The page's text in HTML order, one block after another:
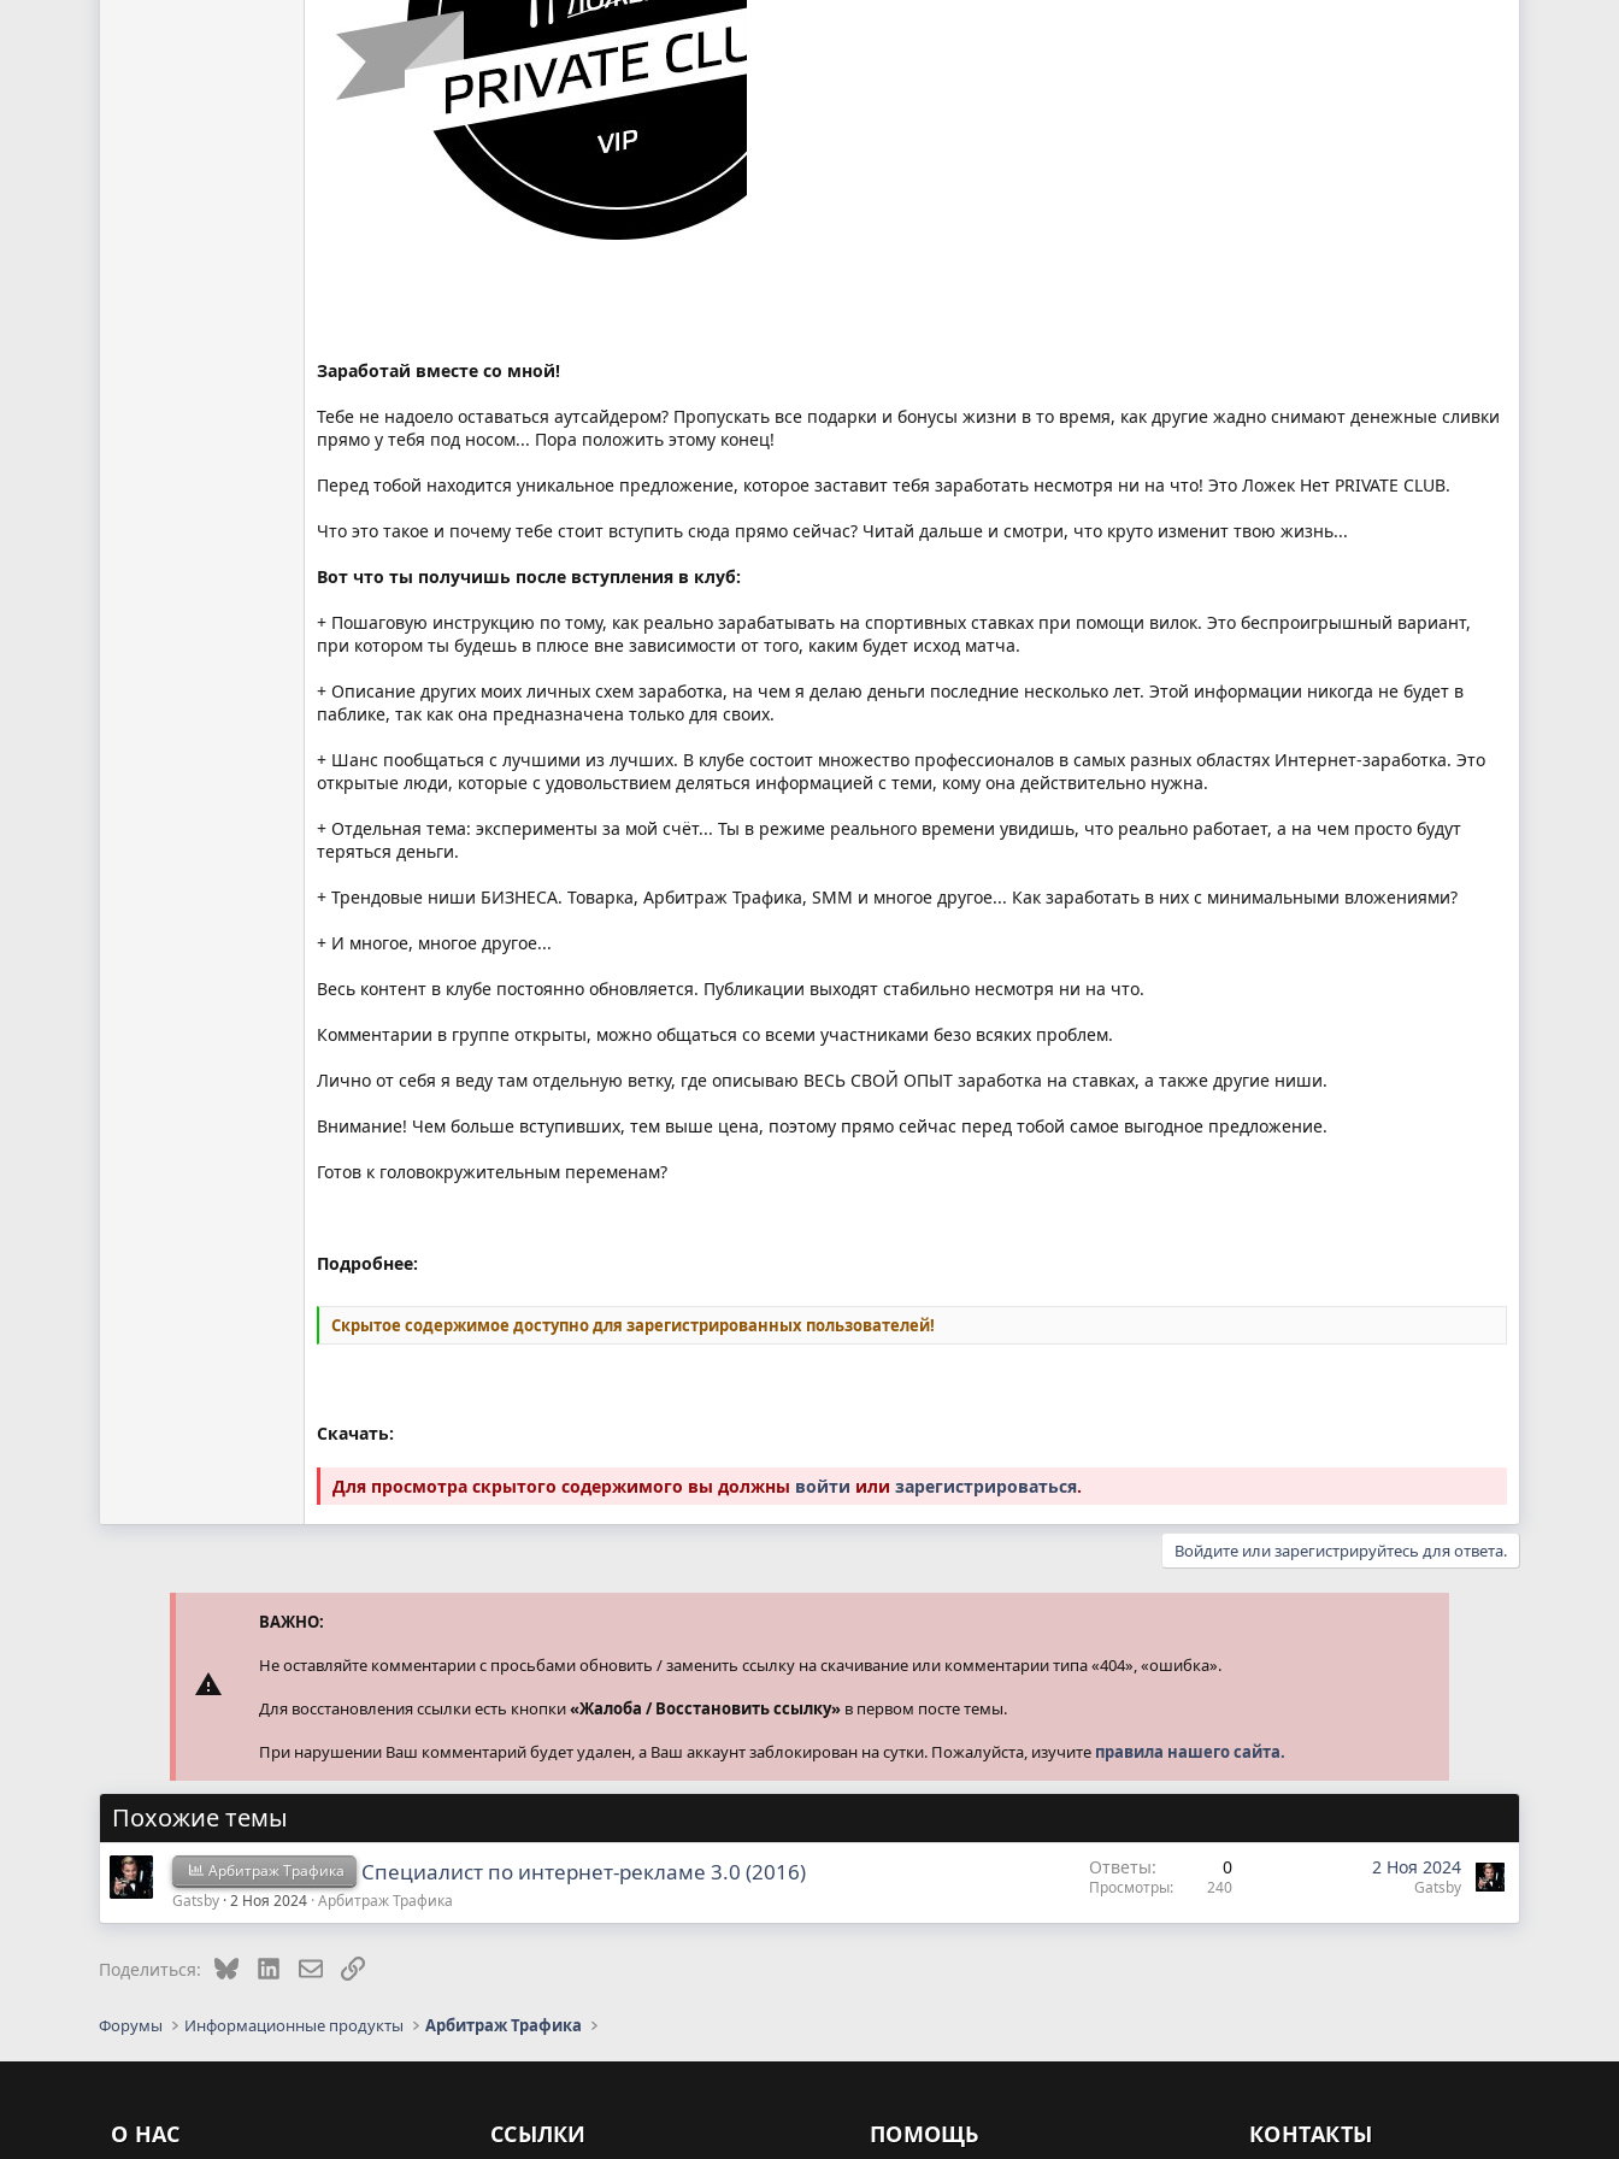
Заработай вместе со мной!
Тебе не надоело оставаться аутсайдером? Пропускать все подарки и бонусы жизни в то время, как другие жадно снимают денежные сливки
прямо у тебя под носом... Пора положить этому конец!
Перед тобой находится уникальное предложение, которое заставит тебя заработать несмотря ни на что! Это Ложек Нет PRIVATE CLUB.
Что это такое и почему тебе стоит вступить сюда прямо сейчас? Читай дальше и смотри, что круто изменит твою жизнь...
Вот что ты получишь после вступления в клуб:
+ Пошаговую инструкцию по тому, как реально зарабатывать на спортивных ставках при помощи вилок. Это беспроигрышный вариант,
при котором ты будешь в плюсе вне зависимости от того, каким будет исход матча.
+ Описание других моих личных схем заработка, на чем я делаю деньги последние несколько лет. Этой информации никогда не будет в
паблике, так как она предназначена только для своих.
+ Шанс пообщаться с лучшими из лучших. В клубе состоит множество профессионалов в самых разных областях Интернет-заработка. Это
открытые люди, которые с удовольствием деляться информацией с теми, кому она действительно нужна.
+ Отдельная тема: эксперименты за мой счёт... Ты в режиме реального времени увидишь, что реально работает, а на чем просто будут
теряться деньги.
+ Трендовые ниши БИЗНЕСА. Товарка, Арбитраж Трафика, SMM и многое другое... Как заработать в них с минимальными вложениями?
+ И многое, многое другое...
Весь контент в клубе постоянно обновляется. Публикации выходят стабильно несмотря ни на что.
Комментарии в группе открыты, можно общаться со всеми участниками безо всяких проблем.
Лично от себя я веду там отдельную ветку, где описываю ВЕСЬ СВОЙ ОПЫТ заработка на ставках, а также другие ниши.
Внимание! Чем больше вступивших, тем выше цена, поэтому прямо сейчас перед тобой самое выгодное предложение.
Готов к головокружительным переменам?
Подробнее:
Скрытое содержимое доступно для зарегистрированных пользователей!
Скачать:
Для просмотра скрытого содержимого вы должны войти или зарегистрироваться.
Войдите или зарегистрируйтесь для ответа.
ВАЖНО:
Не оставляйте комментарии с просьбами обновить / заменить ссылку на скачивание или комментарии типа «404», «ошибка».
Для восстановления ссылки есть кнопки«Жалоба / Восстановить ссылку» в первом посте темы.
При нарушении Ваш комментарий будет удален, а Ваш аккаунт заблокирован на сутки. Пожалуйста, изучите правила нашего сайта.
Похожие темы
Арбитраж Трафика Специалист по интернет-рекламе 3.0 (2016)
Gatsby 2 Ноя 2024 Арбитраж Трафика
Ответы 0
Просмотры 240
2 Ноя 2024
Gatsby
Поделиться: BlueskyLinkedInЭлектронная почта
Ссылка
Форумы Информационные продукты Арбитраж Трафика
О НАС ССЫЛКИ ПОМОЩЬ КОНТАКТЫ